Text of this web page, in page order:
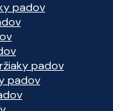
padov
padov
padov